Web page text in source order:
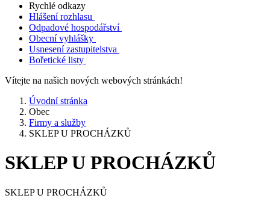
Rychlé odkazy
Hlášení rozhlasu
Odpadové hospodářství
Obecní vyhlášky
Usnesení zastupitelstva
Bořetické listy
Vítejte na našich nových webových stránkách!
Úvodní stránka
Obec
Firmy a služby
SKLEP U PROCHÁZKŮ
SKLEP U PROCHÁZKŮ
SKLEP U PROCHÁZKŮ